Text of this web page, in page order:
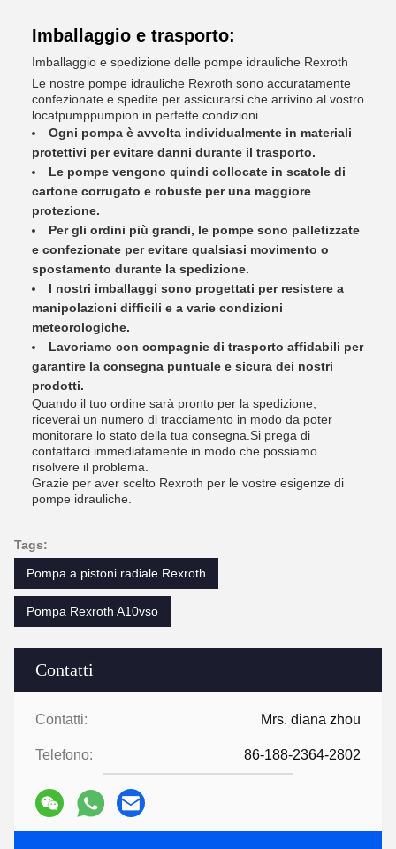
Contatti
Contatti: Mrs. diana zhou
Telefono: 86-188-2364-2802
Imballaggio e trasporto:
Imballaggio e spedizione delle pompe idrauliche Rexroth
Le nostre pompe idrauliche Rexroth sono accuratamente
confezionate e spedite per assicurarsi che arrivino al vostro
locatpumppumpion in perfette condizioni.
Ogni pompa è avvolta individualmente in materiali
protettivi per evitare danni durante il trasporto.
Le pompe vengono quindi collocate in scatole di
cartone corrugato e robuste per una maggiore
protezione.
Per gli ordini più grandi, le pompe sono palletizzate
e confezionate per evitare qualsiasi movimento o
spostamento durante la spedizione.
I nostri imballaggi sono progettati per resistere a
manipolazioni difficili e a varie condizioni
meteorologiche.
Lavoriamo con compagnie di trasporto affidabili per
garantire la consegna puntuale e sicura dei nostri
prodotti.
Quando il tuo ordine sarà pronto per la spedizione,
riceverai un numero di tracciamento in modo da poter
monitorare lo stato della tua consegna.Si prega di
contattarci immediatamente in modo che possiamo
risolvere il problema.
Grazie per aver scelto Rexroth per le vostre esigenze di
pompe idrauliche.
Tags:
Pompa a pistoni radiale Rexroth
Pompa Rexroth A10vso